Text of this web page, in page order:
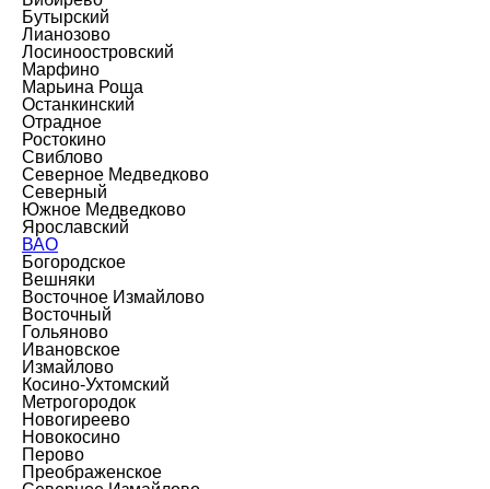
Бутырский
Лианозово
Лосиноостровский
Марфино
Марьина Роща
Останкинский
Отрадное
Ростокино
Свиблово
Северное Медведково
Северный
Южное Медведково
Ярославский
ВАО
Богородское
Вешняки
Восточное Измайлово
Восточный
Гольяново
Ивановское
Измайлово
Косино-Ухтомский
Метрогородок
Новогиреево
Новокосино
Перово
Преображенское